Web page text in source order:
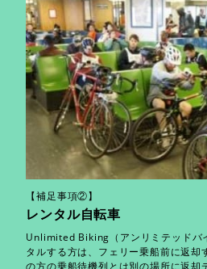
【補足事項②】
レンタル自転車
Unlimited Biking（アンリミテッドバ
タルする方は、フェリー乗船前に返却